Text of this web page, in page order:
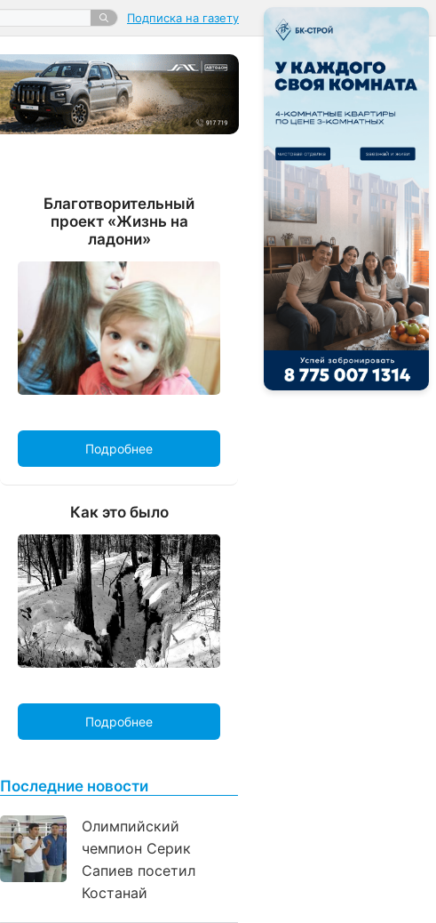
Подписка на газету
Благотворительный
проект «Жизнь на
ладони»
Подробнее
Как это было
Подробнее
Последние новости
Олимпийский
чемпион Серик
Сапиев посетил
Костанай